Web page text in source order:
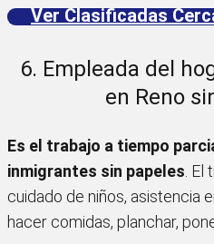
Ver Clasificadas
6. Empleada del
en Reno
Es el trabajo a tiempo
inmigrantes sin papeles. El
cuidado de niños, asistencia
hacer comidas, planchar,